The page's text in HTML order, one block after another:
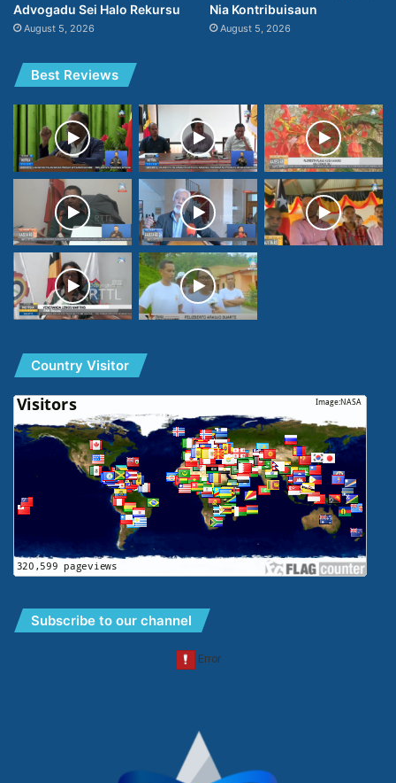
Advogadu Sei Halo Rekursu
August 5, 2026
Nia Kontribuisaun
August 5, 2026
Best Reviews
Country Visitor
Subscribe to our channel